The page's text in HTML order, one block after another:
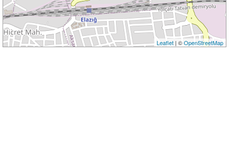
Leaflet| ©OpenStreetMap